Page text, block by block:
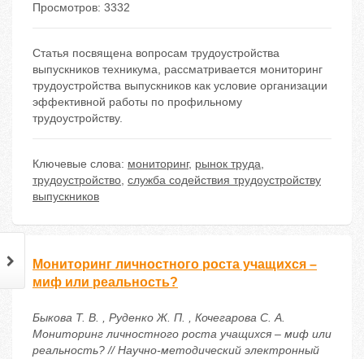
Просмотров: 3332
Статья посвящена вопросам трудоустройства
выпускников техникума, рассматривается мониторинг
трудоустройства выпускников как условие организации
эффективной работы по профильному
трудоустройству.
Ключевые слова: мониторинг, рынок труда,
трудоустройство, служба содействия трудоустройству
выпускников
Мониторинг личностного роста учащихся –
миф или реальность?
Быкова Т. В. , Руденко Ж. П. , Кочегарова С. А.
Мониторинг личностного роста учащихся – миф или
реальность? // Научно-методический электронный